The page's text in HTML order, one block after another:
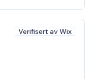
Verifisert av Wix